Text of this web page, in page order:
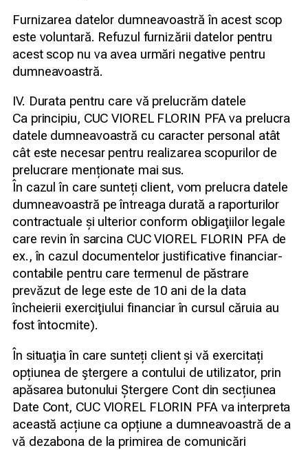
Furnizarea datelor dumneavoastră în acest scop
este voluntară. Refuzul furnizării datelor pentru
acest scop nu va avea urmări negative pentru
dumneavoastră.
IV. Durata pentru care vă prelucrăm datele
Ca principiu, CUC VIOREL FLORIN PFA va prelucra
datele dumneavoastră cu caracter personal atât
cât este necesar pentru realizarea scopurilor de
prelucrare menționate mai sus.
În cazul în care sunteți client, vom prelucra datele
dumneavoastră pe întreaga durată a raporturilor
contractuale și ulterior conform obligaţiilor legale
care revin în sarcina CUC VIOREL FLORIN PFA de
ex., în cazul documentelor justificative financiar-
contabile pentru care termenul de păstrare
prevăzut de lege este de 10 ani de la data
încheierii exerciţiului financiar în cursul căruia au
fost întocmite).
În situaţia în care sunteți client și vă exercitați
opțiunea de ştergere a contului de utilizator, prin
apăsarea butonului Ștergere Cont din secțiunea
Date Cont, CUC VIOREL FLORIN PFA va interpreta
această acțiune ca opțiune a dumneavoastră de a
vă dezabona de la primirea de comunicări